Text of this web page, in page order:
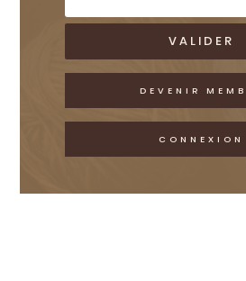
DEVENIR
CONNEXION